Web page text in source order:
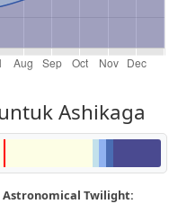
Ashikaga
Astronomical Twilight: